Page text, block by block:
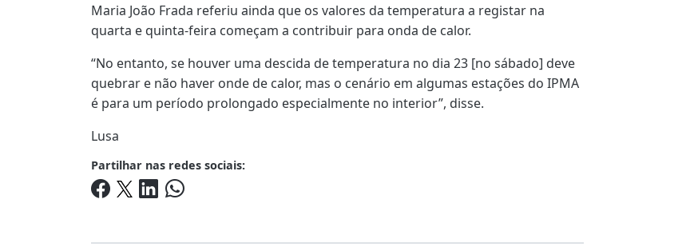
Maria João Frada referiu ainda que os valores da temperatura a registar na
quarta e quinta-feira começam a contribuir para onda de calor.
“No entanto, se houver uma descida de temperatura no dia 23 [no sábado] deve
quebrar e não haver onde de calor, mas o cenário em algumas estações do IPMA
é para um período prolongado especialmente no interior”, disse.
Lusa
Partilhar nas redes sociais: